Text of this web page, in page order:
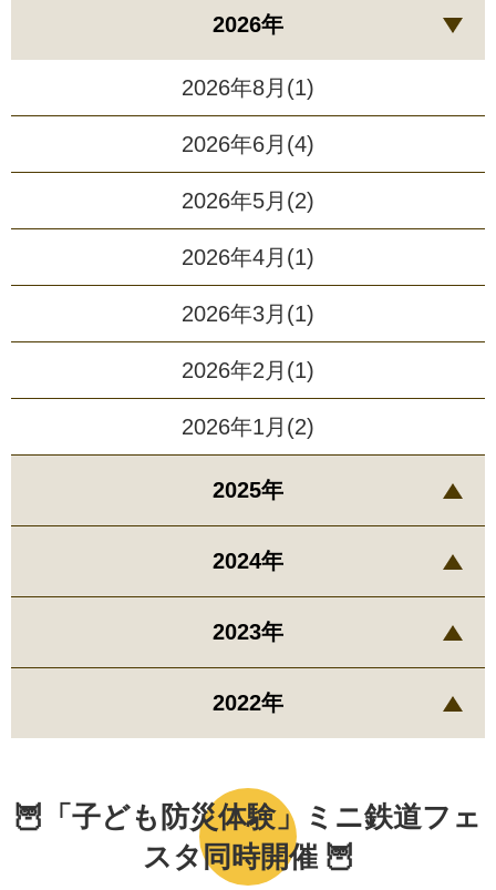
🦉「子ども防災体験」ミニ鉄道フェ
スタ同時開催 🦉
2026年
2026年8月(1)
2026年6月(4)
2026年5月(2)
2026年4月(1)
2026年3月(1)
2026年2月(1)
2026年1月(2)
2025年
2024年
2023年
2022年